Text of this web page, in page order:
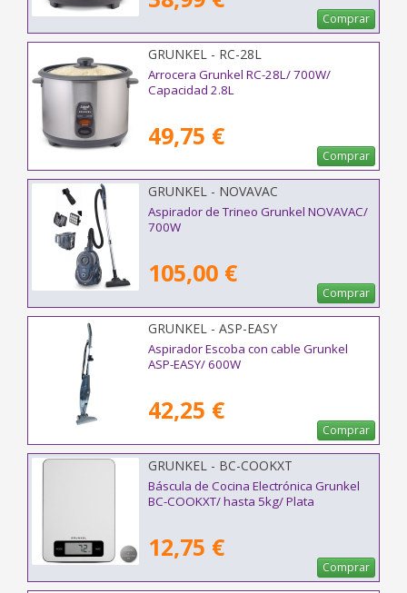
Comprar
GRUNKEL - RC-28L
Arrocera Grunkel RC-28L/ 700W/
Capacidad 2.8L
49,75 €
Comprar
GRUNKEL - NOVAVAC
Aspirador de Trineo Grunkel NOVAVAC/
700W
105,00 €
Comprar
GRUNKEL - ASP-EASY
Aspirador Escoba con cable Grunkel
ASP-EASY/ 600W
42,25 €
Comprar
GRUNKEL - BC-COOKXT
Báscula de Cocina Electrónica Grunkel
BC-COOKXT/ hasta 5kg/ Plata
12,75 €
Comprar